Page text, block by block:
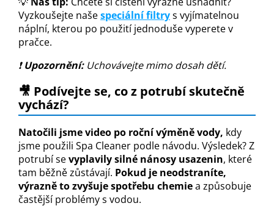
Vyzkoušejte našespeciální filtrys vyjímatelnou
náplní, kterou po použití jednoduše vyperete v
pračce.
❗Upozornění:Uchovávejte mimo dosah dětí.
🎥 Podívejte se, co z potrubí skutečně
vychází?
Natočili jsme video po roční výměně vody, kdy
jsme použili Spa Cleaner podle návodu. Výsledek? Z
potrubí sevyplavily silné nánosy usazenin, které
tam běžně zůstávají. Pokud je neodstraníte,
výrazně to zvyšuje spotřebu chemiea způsobuje
častější problémy s vodou.